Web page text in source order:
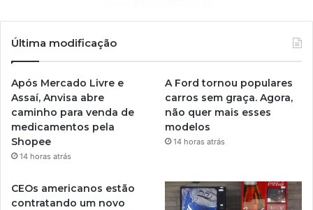
Última modificação
Após Mercado Livre e
Assaí, Anvisa abre
caminho para venda de
medicamentos pela
Shopee
14 horas atrás
A Ford tornou populares
carros sem graça. Agora,
não quer mais esses
modelos
14 horas atrás
CEOs americanos estão
contratando um novo